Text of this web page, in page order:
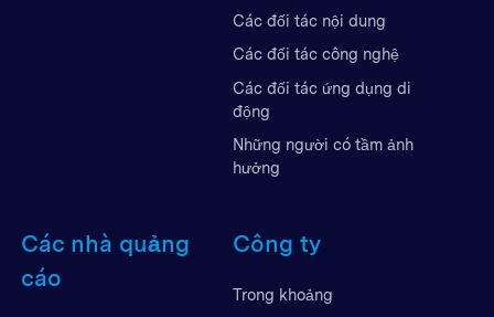
Các đối tác nội dung
Các đối tác công nghệ
Các đối tác ứng dụng di
động
Những người có tầm ảnh
hưởng
Các nhà quảng
cáo
Công ty
Trong khoảng